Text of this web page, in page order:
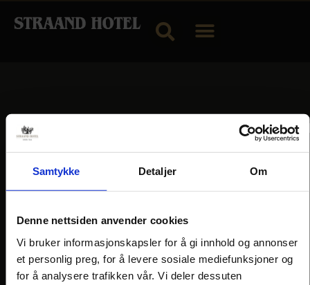
Samtykke Detaljer Om
Denne nettsiden anvender cookies
Vi bruker informasjonskapsler for å gi innhold og annonser
et personlig preg, for å levere sosiale mediefunksjoner og
for å analysere trafikken vår. Vi deler dessuten
hotellet
Historie
gjøre
Hubriding
MS Fram
Telemarkskanalen
Våre rom
Kurs og
konferanser
Hytter